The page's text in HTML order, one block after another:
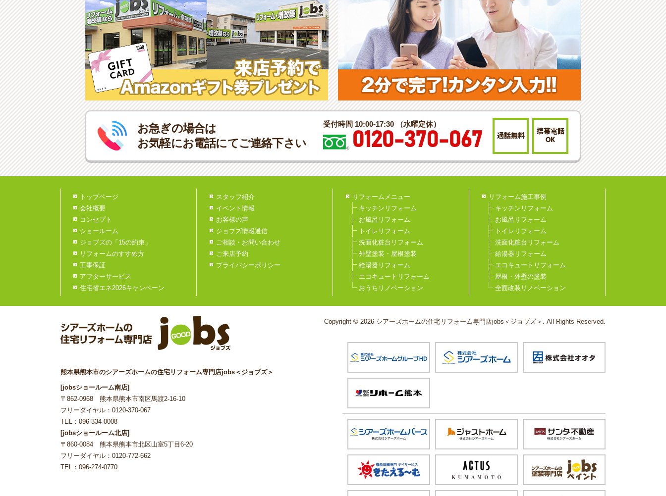
お急ぎの場合は
お気軽にお電話にてご連絡下さい
受付時間 10:00-17:30 （水曜定休）
0120-370-067 通話無料
携帯電話
OK
トップページ
会社概要
コンセプト
ショールーム
ジョブズの「15の約束」
リフォームのすすめ方
工事保証
アフターサービス
住宅省エネ2026キャンペーン
スタッフ紹介
イベント情報
お客様の声
ジョブズ情報通信
ご相談・お問い合わせ
ご来店予約
プライバシーポリシー
リフォームメニュー
キッチンリフォーム
お風呂リフォーム
トイレリフォーム
洗面化粧台リフォーム
外壁塗装・屋根塗装
給湯器リフォーム
エコキュートリフォーム
おうちリノベーション
リフォーム施工事例
キッチンリフォーム
お風呂リフォーム
トイレリフォーム
洗面化粧台リフォーム
給湯器リフォーム
エコキュートリフォーム
屋根・外壁の塗装
全面改装リノベーション
熊本県熊本市のシアーズホームの住宅リフォーム専門店jobs＜ジョブズ＞
[jobsショールーム南店]
〒862-0968 熊本県熊本市南区馬渡2-16-10
フリーダイヤル：0120-370-067
TEL：096-334-0008
[jobsショールーム北店]
〒860-0084 熊本県熊本市北区山室5丁目6-20
フリーダイヤル：0120-772-662
TEL：096-274-0770
Copyright © 2026 シアーズホームの住宅リフォーム専門店jobs＜ジョブズ＞. All Rights Reserved.